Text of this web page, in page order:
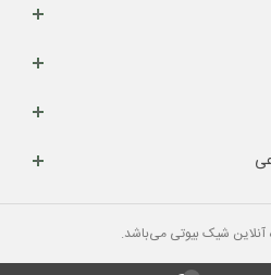
آنلاین شیک بیوتی می‌باشد.